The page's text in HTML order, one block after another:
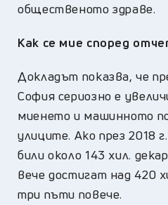
общественото здраве.
Как се мие според
Докладът показва, че
София сериозно е
миенето и машинното
улиците. Ако през 2018
били около 143 хил.
вече достигат над 420
три пъти повече.